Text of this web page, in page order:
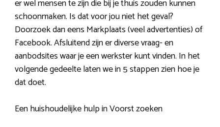
er wel mensen te zijn die bij je thuis zouden kunnen
schoonmaken. Is dat voor jou niet het geval?
Doorzoek dan eens Markplaats (veel advertenties) of
Facebook. Afsluitend zijn er diverse vraag- en
aanbodsites waar je een werkster kunt vinden. In het
volgende gedeelte laten we in 5 stappen zien hoe je
dat doet.
Een huishoudelijke hulp in Voorst zoeken